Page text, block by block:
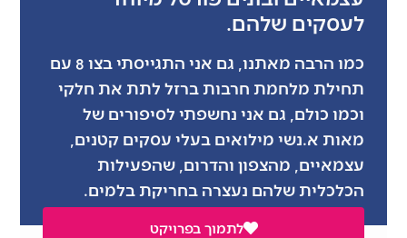
לעסקים שלהם.
כמו הרבה מאתנו, גם אני התגייסתי בצו 8 עם
תחילת מלחמת חרבות ברזל לתת את חלקי
וכמו כולם, גם אני נחשפתי לסיפורים של
מאות א.נשי מילואים בעלי עסקים קטנים,
עצמאיים, מהצפון והדרום, שהפעילות
הכלכלית שלהם נעצרה בחריקת בלמים.
לתמוך בפרויקט